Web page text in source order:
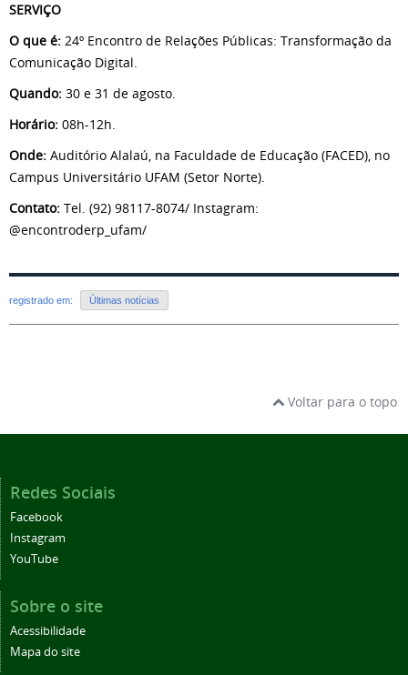
SERVIÇO
O que é: 24º Encontro de Relações Públicas: Transformação da
Comunicação Digital.
Quando: 30 e 31 de agosto.
Horário: 08h-12h.
Onde: Auditório Alalaú, na Faculdade de Educação (FACED), no
Campus Universitário UFAM (Setor Norte).
Contato: Tel. (92) 98117-8074/ Instagram:
@encontroderp_ufam/
registrado em: Últimas notícias
Voltar para o topo
Redes Sociais
Facebook
Instagram
YouTube
Sobre o site
Acessibilidade
Mapa do site